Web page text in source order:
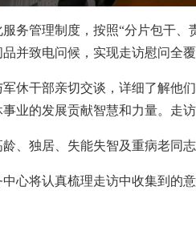
务管理制度，按照“分片包干
并致电问候，实现走访慰问全
休干部亲切交谈，详细了解他
业的发展贡献智慧和力量。走
、独居、失能失智及重病老同
心将认真梳理走访中收集到的